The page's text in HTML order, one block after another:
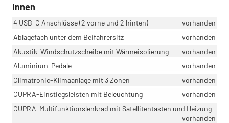
Innen
4 USB-C Anschlüsse (2 vorne und 2 hinten)
vorhanden
Ablagefach unter dem Beifahrersitz
vorhanden
Akustik-Windschutzscheibe mit Wärmeisolierung
vorhanden
Aluminium-Pedale
vorhanden
Climatronic-Klimaanlage mit 3 Zonen
vorhanden
CUPRA-Einstiegsleisten mit Beleuchtung
vorhanden
CUPRA-Multifunktionslenkrad mit Satellitentasten und Heizung
vorhanden